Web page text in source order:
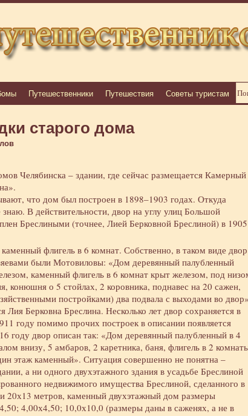
Путешественники Путешествия Советы туристам
старого дома
Челябинска – здании, где сейчас размещается Камерный
что дом был построен в 1898–1903 годах. Откуда
В действительности, двор на углу улиц Большой
Бреслиными (точнее, Лией Берковной Бреслиной) в 1905
флигель в 6 комнат. Собственно, в таком виде двор
были Мотовиловы: «Дом деревянный палубленный
каменный флигель в 6 комнат крыт железом, под
конюшня о 5 стойлах, 2 коровника, поднавес на 20 сажен,
постройками) два подвала с выходами во
Лия Берковна Бреслина. Несколько лет двор сохраняется в
году помимо прочих построек в описании появляется
году двор описан так: «Дом деревянный палубленный в 4
внизу, 5 амбаров, 2 каретника, баня, флигель в 2
этаж каменный». Ситуация совершенно не понятна –
а ни одного двухэтажного здания в усадьбе Бреслиной
недвижимого имущества Бреслиной, сделанного в
20х13 метров, каменный двухэтажный дом размеры
4,00х4,50; 10,0х10,0 (размеры даны в саженях, а не в